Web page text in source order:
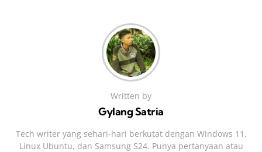
Written by
Gylang Satria
Tech writer yang sehari‑hari berkutat dengan Windows 11,
Linux Ubuntu, dan Samsung S24. Punya pertanyaan atau